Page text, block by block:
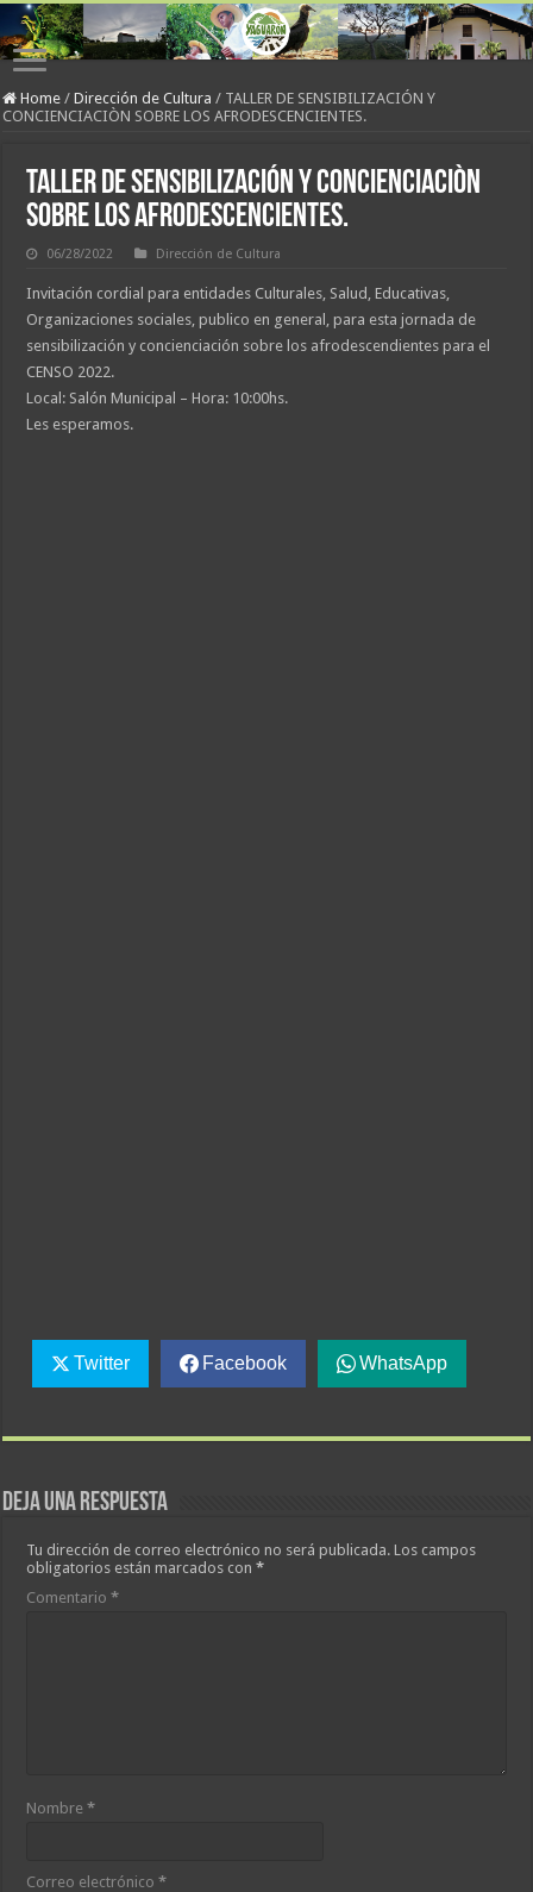
Home / Dirección de Cultura / TALLER DE SENSIBILIZACIÓN Y
CONCIENCIACIÒN SOBRE LOS AFRODESCENCIENTES.
TALLER DE SENSIBILIZACIÓN Y CONCIENCIACIÒN
SOBRE LOS AFRODESCENCIENTES.
06/28/2022 Dirección de Cultura
Invitación cordial para entidades Culturales, Salud, Educativas,
Organizaciones sociales, publico en general, para esta jornada de
sensibilización y concienciación sobre los afrodescendientes para el
CENSO 2022.
Local: Salón Municipal – Hora: 10:00hs.
Les esperamos.
Twitter Facebook WhatsApp
Deja una respuesta
Tu dirección de correo electrónico no será publicada. Los campos
obligatorios están marcados con*
Comentario*
Nombre*
Correo electrónico*